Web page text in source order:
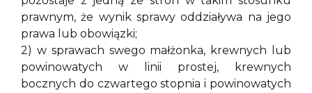
prawnym, że wynik sprawy oddziaływa na jego
prawa lub obowiązki;
2) w sprawach swego małżonka, krewnych lub
powinowatych w linii prostej, krewnych
bocznych do czwartego stopnia i powinowatych